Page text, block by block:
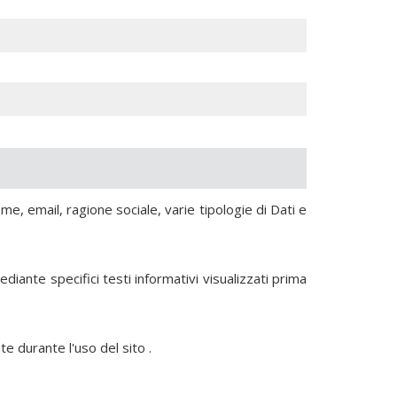
email, ragione sociale, varie tipologie di Dati e
specifici testi informativi visualizzati prima
durante l'uso del sito .